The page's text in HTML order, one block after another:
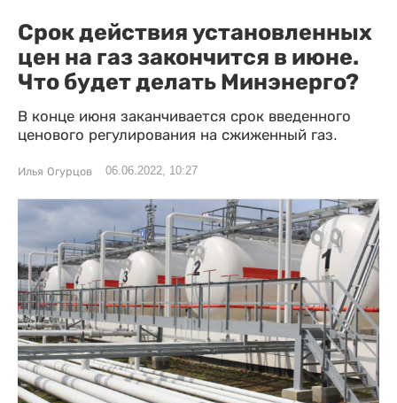
Срок действия установленных
цен на газ закончится в июне.
Что будет делать Минэнерго?
В конце июня заканчивается срок введенного
ценового регулирования на сжиженный газ.
Илья Огурцов 06.06.2022, 10:27